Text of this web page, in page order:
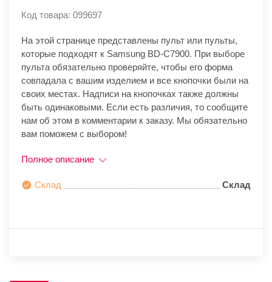
Код товара: 099697
На этой странице представлены пульт или пульты,
которые подходят к Samsung BD-C7900. При выборе
пульта обязательно проверяйте, чтобы его форма
совпадала с вашим изделием и все кнопочки были на
своих местах. Надписи на кнопочках также должны
быть одинаковыми. Если есть различия, то сообщите
нам об этом в комментарии к заказу. Мы обязательно
вам поможем с выбором!
Полное описание
Склад Склад